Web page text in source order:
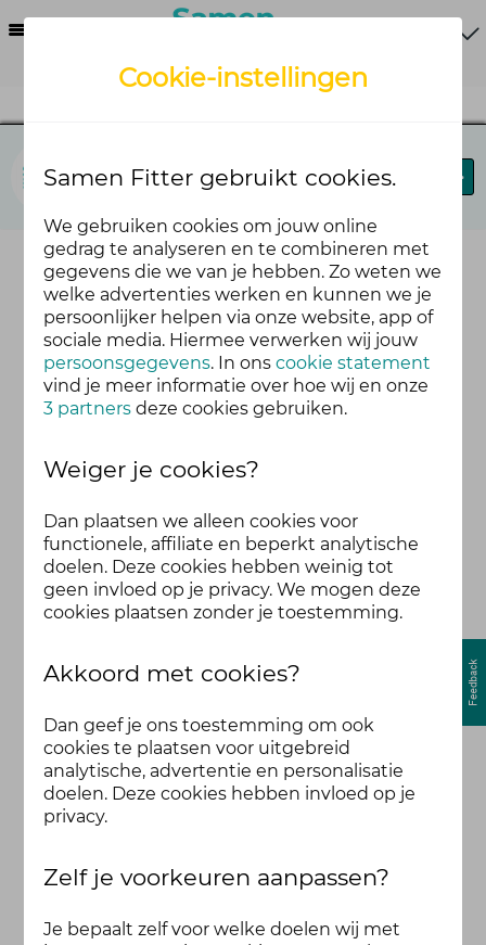
Samen Fitter
Cookie-instellingen
Samen Fitter gebruikt cookies.
We gebruiken cookies om jouw online
gedrag te analyseren en te combineren met
gegevens die we van je hebben. Zo weten we
welke advertenties werken en kunnen we je
persoonlijker helpen via onze website, app of
sociale media. Hiermee verwerken wij jouw
persoonsgegevens. In onscookie statement
vind je meer informatie over hoe wij en onze
3 partners deze cookies gebruiken.
Weiger je cookies?
Dan plaatsen we alleen cookies voor
functionele, affiliate en beperkt analytische
doelen. Deze cookies hebben weinig tot
geen invloed op je privacy. We mogen deze
cookies plaatsen zonder je toestemming.
Akkoord met cookies?
Dan geef je ons toestemming om ook
cookies te plaatsen voor uitgebreid
analytische, advertentie en personalisatie
doelen. Deze cookies hebben invloed op je
privacy.
Zelf je voorkeuren aanpassen?
Je bepaalt zelf voor welke doelen wij met